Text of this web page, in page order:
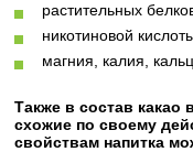
растительных
никотиновой
магния, калия,
Также в состав какао
схожие по своему
свойствам напитка